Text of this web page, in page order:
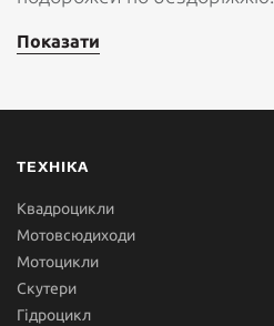
Показати
ТЕХНІКА
Квадроцикли
Мотовсюдиходи
Мотоцикли
Скутери
Гідроцикл